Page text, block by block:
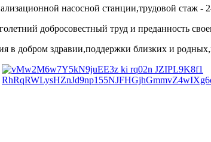
насосной станции,трудовой стаж -
добросовестный труд и преданность
в добром здравии,поддержки близких и